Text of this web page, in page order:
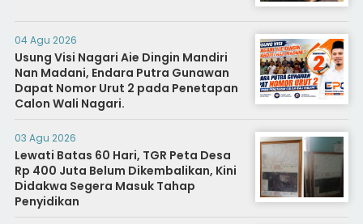
04 Agu 2026
Usung Visi Nagari Aie Dingin Mandiri
Nan Madani, Endara Putra Gunawan
Dapat Nomor Urut 2 pada Penetapan
Calon Wali Nagari.
03 Agu 2026
Lewati Batas 60 Hari, TGR Peta Desa
Rp 400 Juta Belum Dikembalikan, Kini
Didakwa Segera Masuk Tahap
Penyidikan